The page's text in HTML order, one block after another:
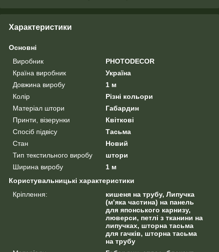
Характеристики
Основні
Виробник
PHOTODECOR
Країна виробник
Україна
Довжина виробу
1 м
Колір
Різні кольори
Матеріал штори
Габардин
Принти, візерунки
Квіткові
Спосіб підвісу
Тасьма
Стан
Новий
Тип текстильного виробу
штори
Ширина виробу
1 м
Користувальницькі характеристики
Кріплення:
кишеня на трубу, Липучка
(м’яка частина) на панель
для японського карнизу,
люверси, петлі з тканини на
липучках, шторна тасьма
для гачків, шторна тасьма
на трубу